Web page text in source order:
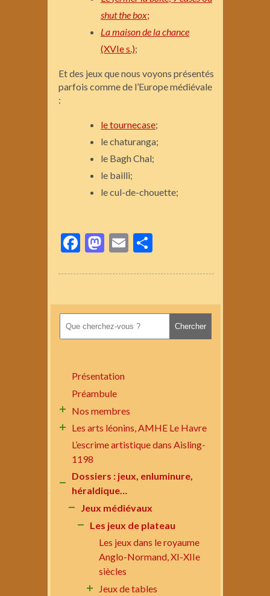
shut the box;
La maison de la chance
(XVIe s.);
Et des jeux que nous voyons présentés
parfois comme de l’Europe médiévale
:
le tournecase;
le chaturanga;
le Bagh Chal;
le bailli;
le cul-de-chouette;
Facebook
Mastodon
Email
Présentation
Préambule
Nos membres
Les arts léonins, AMHE Le Havre
L’escrime artistique dans Aisling-
1198
Dossiers : jeux, enluminure,
héraldique…
Jeux médiévaux
Les jeux de plateau
Les jeux dans le royaume
Anglo-Normand, XI-XIIe
siècles
Jeux de tables